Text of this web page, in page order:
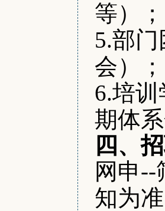
等）；
5.部
会）；
6.培
期体
四、
网申
知为